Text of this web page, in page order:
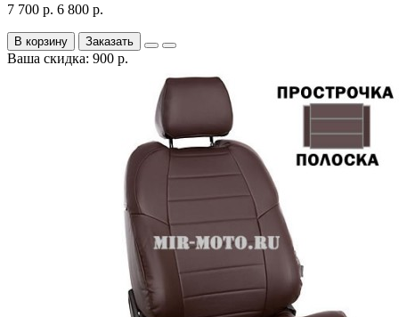
7 700 р. 6 800 р.
В корзину Заказать
Ваша скидка: 900 р.